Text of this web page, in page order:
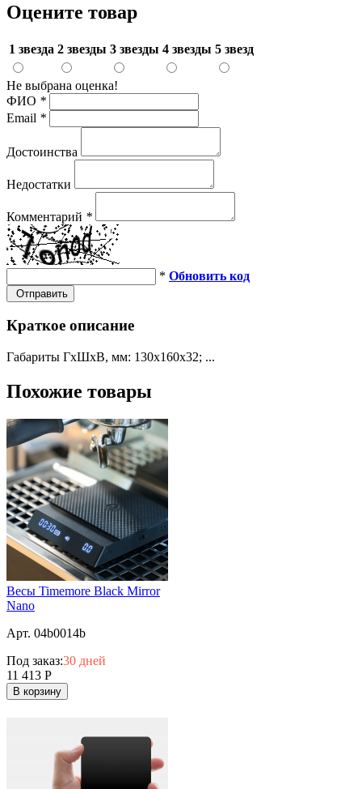
Оцените товар
1 звезда 2 звезды 3 звезды 4 звезды 5 звезд
Не выбрана оценка!
ФИО *
Email *
Достоинства
Недостатки
Комментарий *
* Обновить код
Отправить
Краткое описание
Габариты ГхШхВ, мм: 130х160х32; ...
Похожие товары
Весы Timemore Black Mirror
Nano
Арт. 04b0014b
Под заказ:30 дней
11 413 Р
В корзину